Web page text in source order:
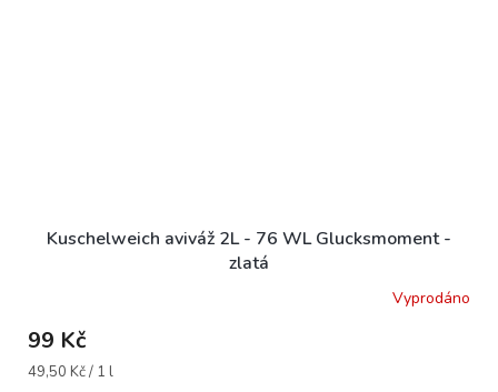
Kuschelweich aviváž 2L - 76 WL Glucksmoment -
zlatá
Vyprodáno
99 Kč
Měrná
49,50 Kč / 1 l